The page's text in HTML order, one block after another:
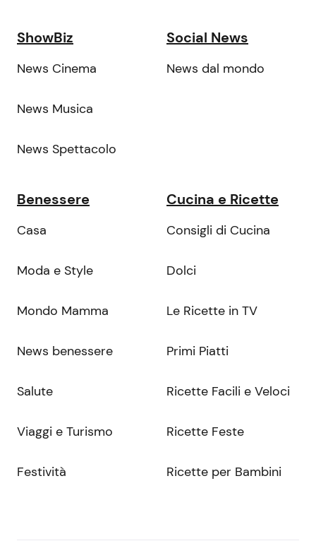
ShowBiz
News Cinema
News Musica
News Spettacolo
Social News
News dal mondo
Benessere
Casa
Moda e Style
Mondo Mamma
News benessere
Salute
Viaggi e Turismo
Festività
Cucina e Ricette
Consigli di Cucina
Dolci
Le Ricette in TV
Primi Piatti
Ricette Facili e Veloci
Ricette Feste
Ricette per Bambini